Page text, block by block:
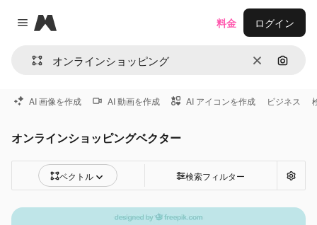
Close menu
Magnific
消去 画像で
料金 ログイン
AI 画像を作成 AI 動画を作成 AI アイコンを作成 ビジネス
オンラインショッピングベクター
ベクトル 検索フィルター